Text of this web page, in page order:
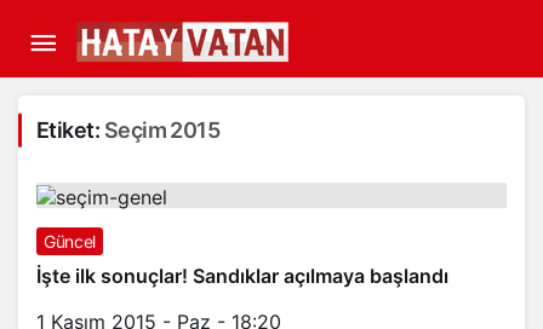
Etiket: Seçim 2015
Güncel
İşte ilk sonuçlar! Sandıklar açılmaya başlandı
1 Kasım 2015 - Paz - 18:20